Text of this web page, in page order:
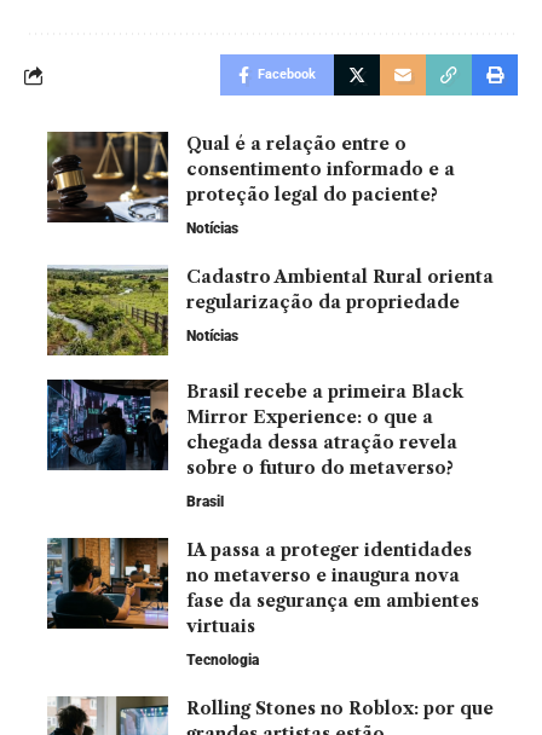
Facebook
Qual é a relação entre o
consentimento informado e a
proteção legal do paciente?
Notícias
Cadastro Ambiental Rural orienta
regularização da propriedade
Notícias
Brasil recebe a primeira Black
Mirror Experience: o que a
chegada dessa atração revela
sobre o futuro do metaverso?
Brasil
IA passa a proteger identidades
no metaverso e inaugura nova
fase da segurança em ambientes
virtuais
Tecnologia
Rolling Stones no Roblox: por que